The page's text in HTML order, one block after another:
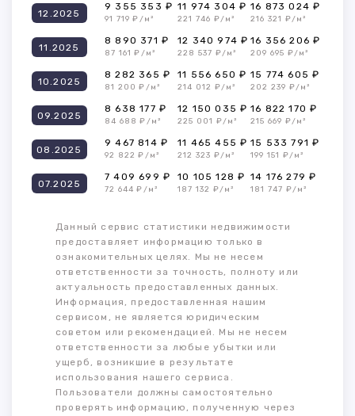
12.2025
9 355 353 ₽
91 719 ₽/м²
11 974 304 ₽
221 746 ₽/м²
16 873 024 ₽
216 321 ₽/м²
11.2025
8 890 371 ₽
87 161 ₽/м²
12 340 974 ₽
228 537 ₽/м²
16 356 206 ₽
209 695 ₽/м²
10.2025
8 282 365 ₽
81 200 ₽/м²
11 556 650 ₽
214 012 ₽/м²
15 774 605 ₽
202 239 ₽/м²
09.2025
8 638 177 ₽
84 688 ₽/м²
12 150 035 ₽
225 001 ₽/м²
16 822 170 ₽
215 669 ₽/м²
08.2025
9 467 814 ₽
92 822 ₽/м²
11 465 455 ₽
212 323 ₽/м²
15 533 791 ₽
199 151 ₽/м²
07.2025
7 409 699 ₽
72 644 ₽/м²
10 105 128 ₽
187 132 ₽/м²
14 176 279 ₽
181 747 ₽/м²
Данный сервис статистики недвижимости
предоставляет информацию только в
ознакомительных целях. Мы не несем
ответственности за точность, полноту или
актуальность предоставленных данных.
Информация, предоставленная нашим
сервисом, не является юридическим
советом или рекомендацией. Мы не несем
ответственности за любые убытки или
ущерб, возникшие в результате
использования нашего сервиса.
Пользователи должны самостоятельно
проверять информацию, полученную через